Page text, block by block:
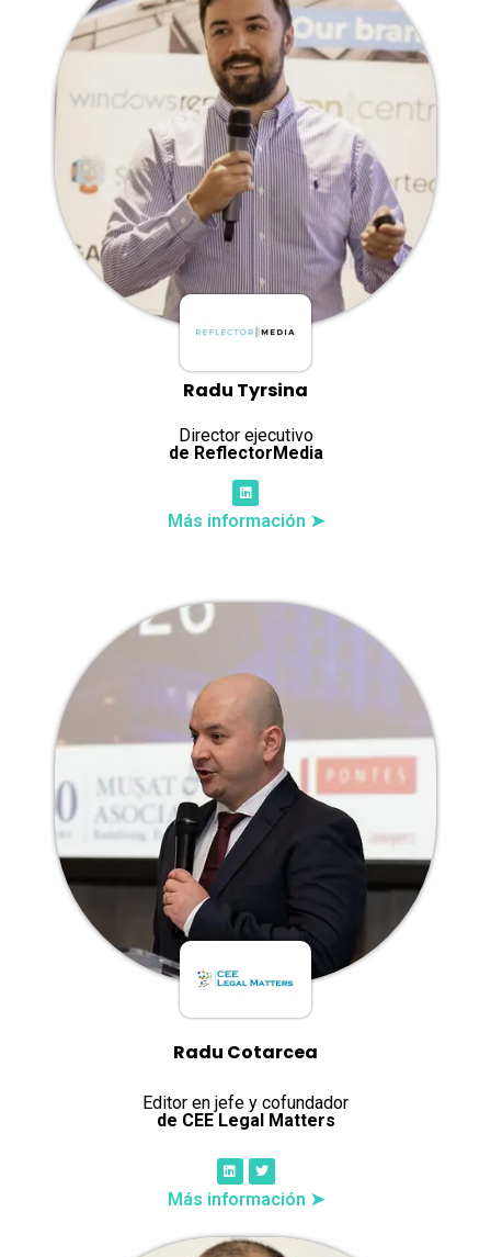
Radu Tyrsina
Director ejecutivo
de ReflectorMedia
Más información ➤
Radu Cotarcea
Editor en jefe y cofundador
de CEE Legal Matters
Más información ➤